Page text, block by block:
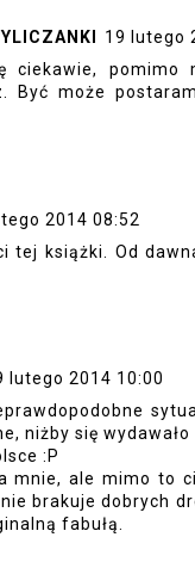
19 lutego
ciekawie, pomimo
Być może
2014 08:52
tej książki. Od
lutego 2014 10:00
niżby się
:P
mnie, ale mimo to
brakuje dobrych
fabułą.